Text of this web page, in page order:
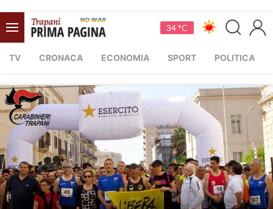
34 °C
TV CRONACA ECONOMIA SPORT POLITICA